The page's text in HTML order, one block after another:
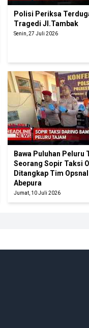
Polisi Periksa
Tragedi Jl.Tambak
Senin, 27 Juli 2026
Bawa Puluhan Peluru
Seorang Sopir Taksi
Ditangkap Tim
Abepura
Jumat, 10 Juli 2026